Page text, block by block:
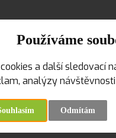
Používáme
a další sledovací
analýzy
Odmítám
vše o
kreativní